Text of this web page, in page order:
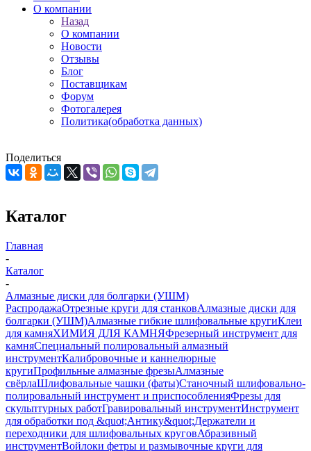
О компании
Назад
О компании
Новости
Отзывы
Блог
Поставщикам
Форум
Фотогалерея
Политика(обработка данных)
Поделиться
Каталог
Главная
-
Каталог
-
Алмазные диски для болгарки (УШМ)
РаспродажаОтрезные круги для станковАлмазные диски для
болгарки (УШМ)Алмазные гибкие шлифовальные кругиКлеи
для камняХИМИЯ ДЛЯ КАМНЯФрезерный инструмент для
камняСпециальный полировальный алмазный
инструментКалибровочные и каннелюрные
кругиПрофильные алмазные фрезыАлмазные
свёрлаШлифовальные чашки (фаты)Станочный шлифовально-
полировальный инструмент и приспособленияФрезы для
скульптурных работГравировальный инструментИнструмент
для обработки под &quot;Антику&quot;Держатели и
переходники для шлифовальных круговАбразивный
инструментВойлоки фетры и размывочные круги для